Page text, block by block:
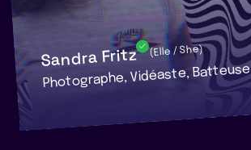
Sandra Fritz (Elle / She)
Photographe, Vidéaste, Batteuse